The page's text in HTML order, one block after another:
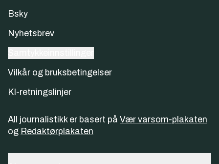
Bsky
Nyhetsbrev
Vilkår og bruksbetingelser
KI-retningslinjer
All journalistikk er basert på Vær varsom-plakaten
og Redaktørplakaten